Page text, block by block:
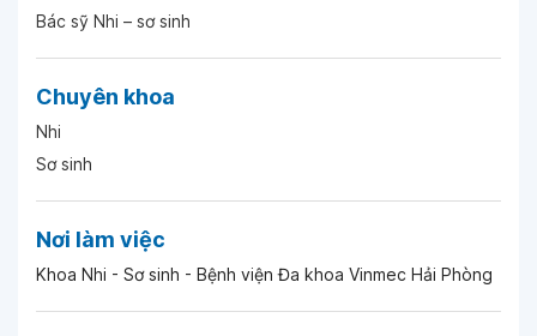
Bác sỹ Nhi – sơ sinh
Chuyên khoa
Nhi
Sơ sinh
Nơi làm việc
Khoa Nhi - Sơ sinh - Bệnh viện Đa khoa Vinmec Hải Phòng
Các bác sĩ nam đẹp trai quá ạ
Bs nhiệt tình chu đáo
Ngày 02-06-2026